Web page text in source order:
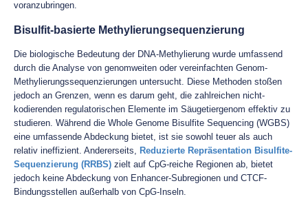
voranzubringen.
Bisulfit-basierte Methylierungsequenzierung
Die biologische Bedeutung der DNA-Methylierung wurde umfassend
durch die Analyse von genomweiten oder vereinfachten Genom-
Methylierungssequenzierungen untersucht. Diese Methoden stoßen
jedoch an Grenzen, wenn es darum geht, die zahlreichen nicht-
kodierenden regulatorischen Elemente im Säugetiergenom effektiv zu
studieren. Während die Whole Genome Bisulfite Sequencing (WGBS)
eine umfassende Abdeckung bietet, ist sie sowohl teuer als auch
relativ ineffizient. Andererseits, Reduzierte Repräsentation Bisulfite-
Sequenzierung (RRBS) zielt auf CpG-reiche Regionen ab, bietet
jedoch keine Abdeckung von Enhancer-Subregionen und CTCF-
Bindungsstellen außerhalb von CpG-Inseln.